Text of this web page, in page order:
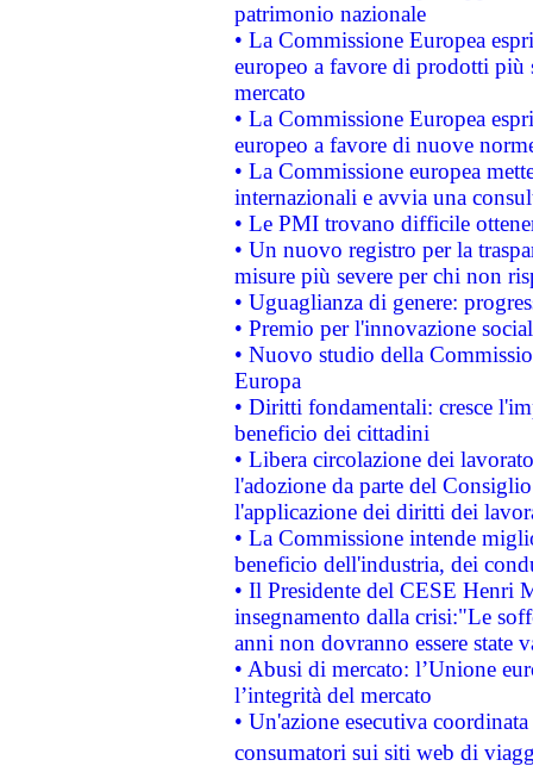
patrimonio nazionale
• La Commissione Europea
europeo a favore di prodotti
mercato
• La Commissione Europea
europeo a favore di nuove
• La Commissione europea
internazionali e avvia una
• Le PMI trovano difficile
• Un nuovo registro per la
misure più severe per chi non
• Uguaglianza di genere:
• Premio per l'innovazione
• Nuovo studio della
Europa
• Diritti fondamentali: cresce
beneficio dei cittadini
• Libera circolazione dei
l'adozione da parte del
l'applicazione dei diritti dei
• La Commissione intende
beneficio dell'industria, dei
• Il Presidente del CESE Henri
insegnamento dalla crisi:"Le
anni non dovranno essere state
• Abusi di mercato: l’Unione
l’integrità del mercato
• Un'azione esecutiva
consumatori sui siti web di